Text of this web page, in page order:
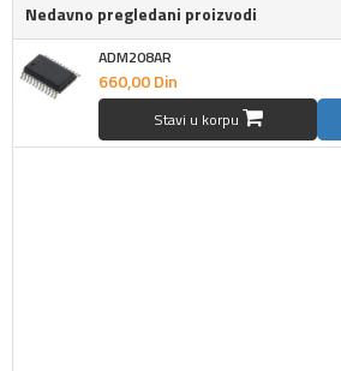
Nedavno pregledani proizvodi
ADM208AR
660,00Din
Stavi u korpu